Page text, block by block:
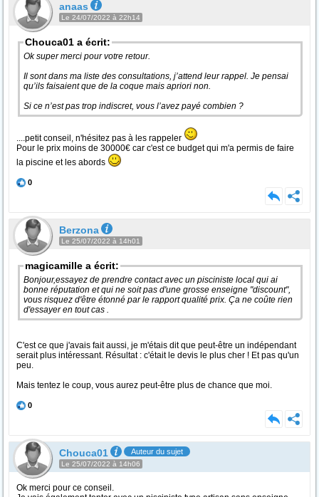
anaas
Le 24/07/2022 à 22h14
Chouca01 a écrit:
Ok super merci pour votre retour.
Il sont dans ma liste des consultations, j’attend leur rappel. Je pensai
qu’ils faisaient que de la coque mais apriori non.
Si ce n’est pas trop indiscret, vous l’avez payé combien ?
....petit conseil, n'hésitez pas à les rappeler
Pour le prix moins de 30000€ car c'est ce budget qui m'a permis de faire
la piscine et les abords
0
Berzona
Le 25/07/2022 à 14h01
magicamille a écrit:
Bonjour,essayez de prendre contact avec un pisciniste local qui ai
bonne réputation et qui ne soit pas d'une grosse enseigne "discount",
vous risquez d'être étonné par le rapport qualité prix. Ça ne coûte rien
d'essayer en tout cas .
C'est ce que j'avais fait aussi, je m'étais dit que peut-être un indépendant
serait plus intéressant. Résultat : c'était le devis le plus cher ! Et pas qu'un
peu.
Mais tentez le coup, vous aurez peut-être plus de chance que moi.
0
Chouca01 Auteur du sujet
Le 25/07/2022 à 14h06
Ok merci pour ce conseil.